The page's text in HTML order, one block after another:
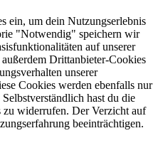
ein, um dein Nutzungserlebnis
"Notwendig" speichern wir
auf unserer
Drittanbieter-Cookies
unserer
Cookies werden ebenfalls nur
hast du die
widerrufen. Der Verzicht auf
beeinträchtigen.